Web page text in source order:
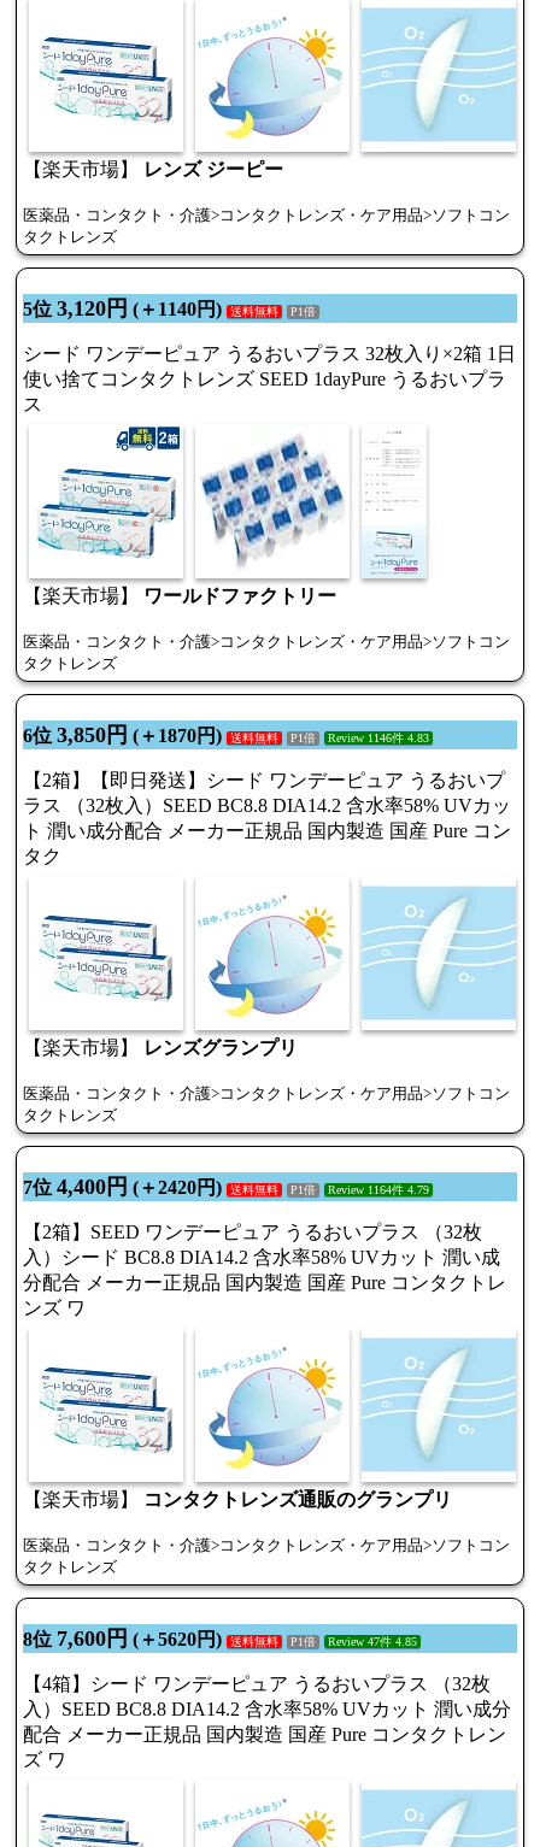
【楽天市場】 レンズ ジーピー
医薬品・コンタクト・介護>コンタクトレンズ・ケア用品>ソフトコン
タクトレンズ
5位 3,120円 (＋1140円) 送料無料 P1倍
シード ワンデーピュア うるおいプラス 32枚入り×2箱 1日
使い捨てコンタクトレンズ SEED 1dayPure うるおいプラ
ス
【楽天市場】 ワールドファクトリー
医薬品・コンタクト・介護>コンタクトレンズ・ケア用品>ソフトコン
タクトレンズ
6位 3,850円 (＋1870円) 送料無料 P1倍 Review 1146件 4.83
【2箱】【即日発送】シード ワンデーピュア うるおいプ
ラス （32枚入）SEED BC8.8 DIA14.2 含水率58% UVカッ
ト 潤い成分配合 メーカー正規品 国内製造 国産 Pure コン
タク
【楽天市場】 レンズグランプリ
医薬品・コンタクト・介護>コンタクトレンズ・ケア用品>ソフトコン
タクトレンズ
7位 4,400円 (＋2420円) 送料無料 P1倍 Review 1164件 4.79
【2箱】SEED ワンデーピュア うるおいプラス （32枚
入）シード BC8.8 DIA14.2 含水率58% UVカット 潤い成
分配合 メーカー正規品 国内製造 国産 Pure コンタクトレ
ンズ ワ
【楽天市場】 コンタクトレンズ通販のグランプリ
医薬品・コンタクト・介護>コンタクトレンズ・ケア用品>ソフトコン
タクトレンズ
8位 7,600円 (＋5620円) 送料無料 P1倍 Review 47件 4.85
【4箱】シード ワンデーピュア うるおいプラス （32枚
入）SEED BC8.8 DIA14.2 含水率58% UVカット 潤い成分
配合 メーカー正規品 国内製造 国産 Pure コンタクトレン
ズ ワ